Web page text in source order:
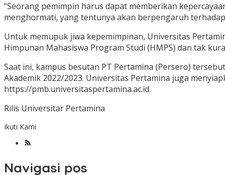
“Seorang pemimpin harus dapat memberikan
menghormati, yang tentunya akan berpengaruh
Untuk memupuk jiwa kepemimpinan, Universitas
Himpunan Mahasiswa Program Studi (HMPS) dan tak
Saat ini, kampus besutan PT Pertamina (Persero)
Akademik 2022/2023. Universitas Pertamina juga
https://pmb.universitaspertamina.ac.id.
Rilis Universitar Pertamina
Ikuti Kami
Navigasi pos